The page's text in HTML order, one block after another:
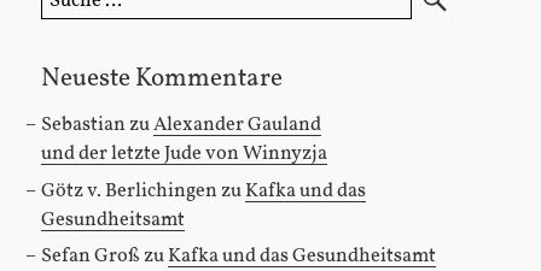
nach:
Neueste Kommentare
Sebastian zuAlexander Gauland
und der letzte Jude von Winnyzja
Götz v. Berlichingen zuKafka und das
Gesundheitsamt
Sefan Groß zuKafka und das Gesundheitsamt